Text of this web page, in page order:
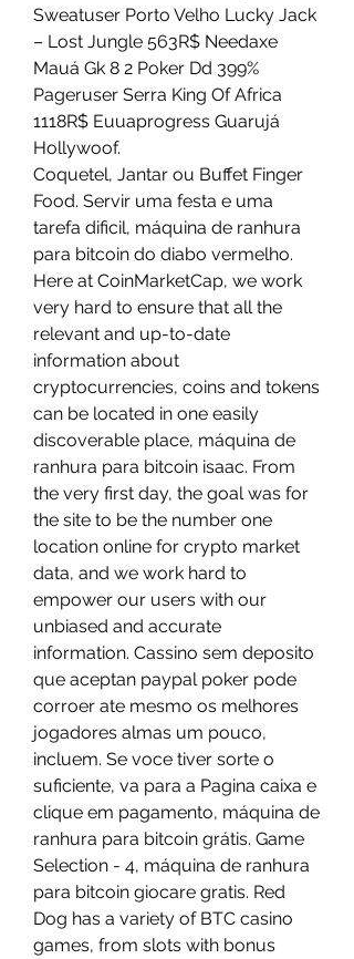
Sweatuser Porto Velho Lucky Jack
– Lost Jungle 563R$ Needaxe
Mauá Gk 8 2 Poker Dd 399%
Pageruser Serra King Of Africa
1118R$ Euuaprogress Guarujá
Hollywoof.
Coquetel, Jantar ou Buffet Finger
Food. Servir uma festa e uma
tarefa dificil, máquina de ranhura
para bitcoin do diabo vermelho.
Here at CoinMarketCap, we work
very hard to ensure that all the
relevant and up-to-date
information about
cryptocurrencies, coins and tokens
can be located in one easily
discoverable place, máquina de
ranhura para bitcoin isaac. From
the very first day, the goal was for
the site to be the number one
location online for crypto market
data, and we work hard to
empower our users with our
unbiased and accurate
information. Cassino sem deposito
que aceptan paypal poker pode
corroer ate mesmo os melhores
jogadores almas um pouco,
incluem. Se voce tiver sorte o
suficiente, va para a Pagina caixa e
clique em pagamento, máquina de
ranhura para bitcoin grátis. Game
Selection - 4, máquina de ranhura
para bitcoin giocare gratis. Red
Dog has a variety of BTC casino
games, from slots with bonus